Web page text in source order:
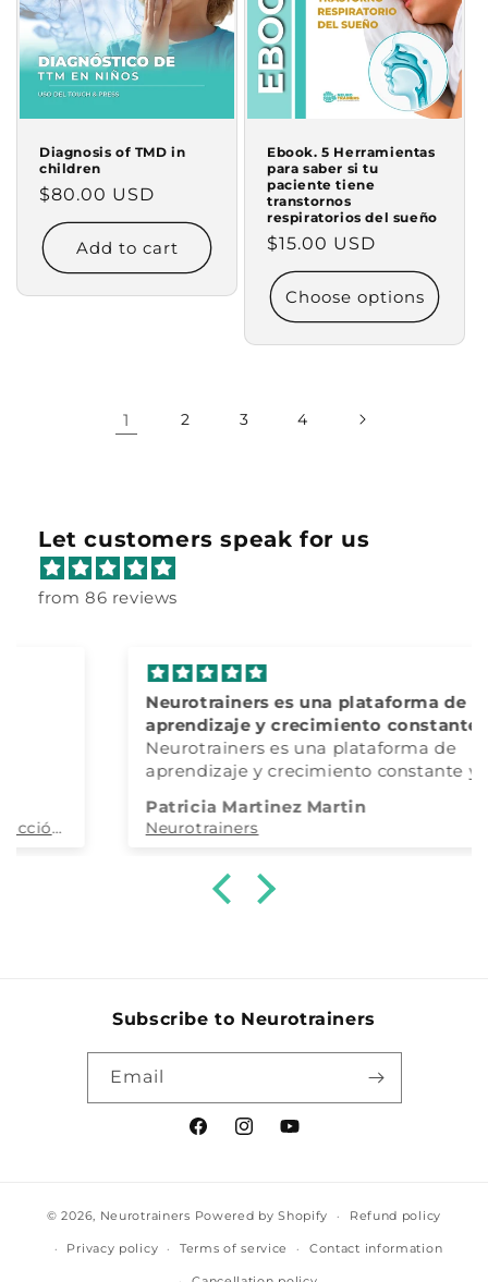
Diagnosis of TMD in
children
Regular
price
$80.00 USD
Add to cart
Ebook. 5 Herramientas
para saber si tu
paciente tiene
transtornos
respiratorios del sueño
Regular
price
$15.00 USD
Choose options
1 2 3 4
Let customers speak for us
from 86 reviews
Neurotrainers es una plataforma de
aprendizaje y crecimiento constante y
100% actualizado
Neurotrainers es una plataforma de
aprendizaje y crecimiento constante y
Tanto la dra. Restrepo como todo su
equipo, son maravillosos y totalmente
Ha cambiado mi forma de entender la
odontopediatría y me ha capacitado para
Patricia Martinez Martin
Neurotrainers
Subscribe to Neurotrainers
Email
FacebookInstagramYouTube
© 2026, Neurotrainers Powered by Shopify Refund policy
Privacy policy Terms of service Contact information